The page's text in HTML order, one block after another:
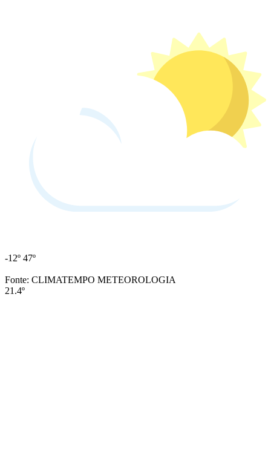
-12º 47º
Fonte: CLIMATEMPO METEOROLOGIA
21.4º